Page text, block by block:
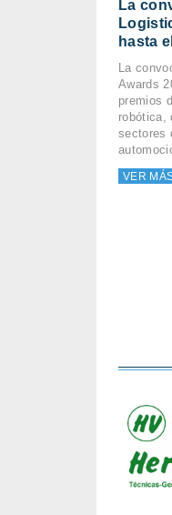
La
hasta
La
Awards
premios
robótica,
sectores
VER